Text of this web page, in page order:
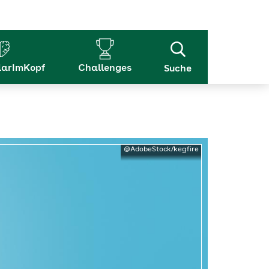
Challenges Suche
@AdobeStock/kegfire